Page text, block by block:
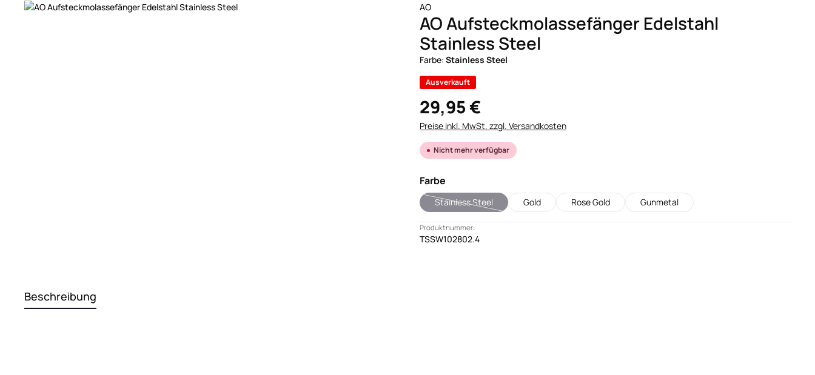
Bildergalerie überspringen AO
AO Aufsteckmolassefänger Edelstahl
Stainless Steel
Farbe: Stainless Steel
Ausverkauft
29,95 €
Preise inkl. MwSt. zzgl. Versandkosten
Nicht mehr verfügbar
Farbe
Stainless Steel
(Diese Option ist zurzeit nicht verfügbar.)
Gold Rose Gold Gunmetal
Produktnummer:
TSSW102802.4
Beschreibung